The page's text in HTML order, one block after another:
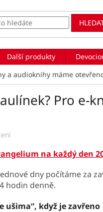
Další produkty
a audioknihy máme
Pro e-
na každý den
dny počítáme za
hodin denně.
ušima“, když je zavřeno